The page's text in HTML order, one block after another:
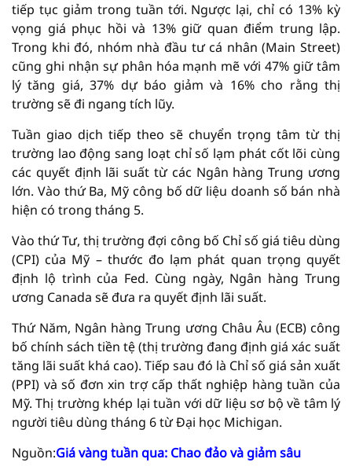
tiếp tục giảm trong tuần tới. Ngược lại, chỉ có 13% kỳ
vọng giá phục hồi và 13% giữ quan điểm trung lập.
Trong khi đó, nhóm nhà đầu tư cá nhân (Main Street)
cũng ghi nhận sự phân hóa mạnh mẽ với 47% giữ tâm
lý tăng giá, 37% dự báo giảm và 16% cho rằng thị
trường sẽ đi ngang tích lũy.
Tuần giao dịch tiếp theo sẽ chuyển trọng tâm từ thị
trường lao động sang loạt chỉ số lạm phát cốt lõi cùng
các quyết định lãi suất từ các Ngân hàng Trung ương
lớn. Vào thứ Ba, Mỹ công bố dữ liệu doanh số bán nhà
hiện có trong tháng 5.
Vào thứ Tư, thị trường đợi công bố Chỉ số giá tiêu dùng
(CPI) của Mỹ – thước đo lạm phát quan trọng quyết
định lộ trình của Fed. Cùng ngày, Ngân hàng Trung
ương Canada sẽ đưa ra quyết định lãi suất.
Thứ Năm, Ngân hàng Trung ương Châu Âu (ECB) công
bố chính sách tiền tệ (thị trường đang định giá xác suất
tăng lãi suất khá cao). Tiếp sau đó là Chỉ số giá sản xuất
(PPI) và số đơn xin trợ cấp thất nghiệp hàng tuần của
Mỹ. Thị trường khép lại tuần với dữ liệu sơ bộ về tâm lý
người tiêu dùng tháng 6 từ Đại học Michigan.
Nguồn:Giá vàng tuần qua: Chao đảo và giảm sâu